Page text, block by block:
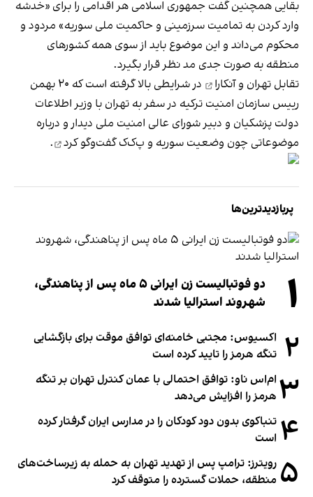
بقایی همچنین گفت جمهوری اسلامی هر اقدامی را برای «خدشه
وارد کردن به تمامیت سرزمینی و حاکمیت ملی سوریه» مردود و
محکوم می‌داند و این موضوع باید از سوی همه کشورهای
منطقه به صورت جدی مد نظر قرار بگیرد.
تقابل تهران و آنکارا
در شرایطی بالا گرفته است که ۲۰ بهمن
رییس سازمان امنیت ترکیه در سفر به تهران با وزیر اطلاعات
دولت پزشکیان و دبیر شورای عالی امنیت ملی دیدار و درباره
موضوعاتی چون وضعیت سوریه و پ‌ک‌کگفت‌و‌گو کرد .
پربازدیدترین‌ها
۱
دو فوتبالیست زن ایرانی ۵ ماه پس از پناهندگی،
شهروند استرالیا شدند
۲ اکسیوس: مجتبی خامنه‌ای توافق موقت برای بازگشایی
تنگه هرمز را تایید کرده است
۳ ام‌اس ناو: توافق احتمالی با عمان کنترل تهران بر تنگه
هرمز را افزایش می‌دهد
۴ تنباکوی بدون دود کودکان را در مدارس ایران گرفتار کرده
است
۵ رویترز: ترامپ پس از تهدید تهران به حمله به زیرساخت‌های
منطقه، حملات گسترده را متوقف کرد